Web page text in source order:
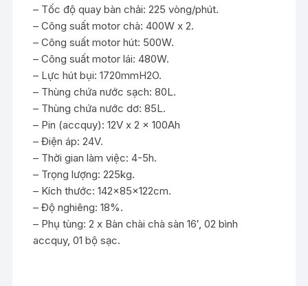
– Tốc độ quay bàn chải: 225 vòng/phút.
– Công suất motor chà: 400W x 2.
– Công suất motor hút: 500W.
– Công suất motor lái: 480W.
– Lực hút bụi: 1720mmH2O.
– Thùng chứa nước sạch: 80L.
– Thùng chứa nước dơ: 85L.
– Pin (accquy): 12V x 2 x 100Ah
– Điện áp: 24V.
– Thời gian làm việc: 4-5h.
– Trọng lượng: 225kg.
– Kích thước: 142x85x122cm.
– Độ nghiêng: 18%.
– Phụ tùng: 2 x Bàn chài chà sàn 16′, 02 bình
accquy, 01 bộ sạc.